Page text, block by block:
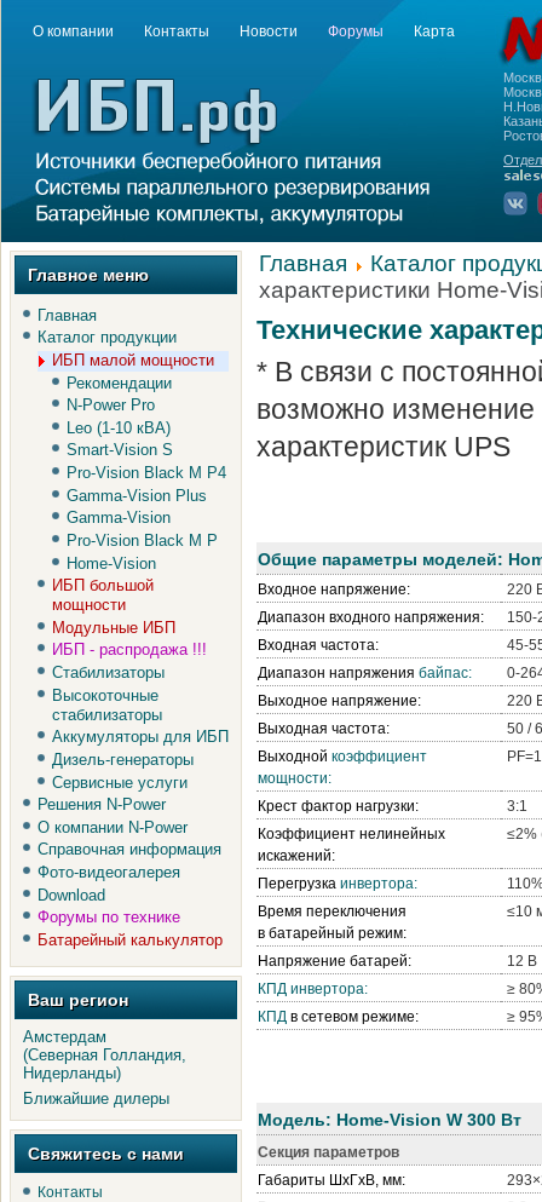
О компании Контакты Новости Форумы Карта
Главное меню
Главная
Каталог продукции
ИБП малой мощности
Рекомендации
N-Power Pro
Leo (1-10 кВА)
Smart-Vision S
Pro-Vision Black M P4
Gamma-Vision Plus
Gamma-Vision
Pro-Vision Black M P
Home-Vision
ИБП большой
мощности
Модульные ИБП
ИБП - распродажа !!!
Стабилизаторы
Высокоточные
стабилизаторы
Аккумуляторы для ИБП
Дизель-генераторы
Сервисные услуги
Решения N-Power
О компании N-Power
Справочная информация
Фото-видеогалерея
Download
Форумы по технике
Батарейный калькулятор
Ваш регион
Амстердам
(Северная Голландия,
Нидерланды)
Ближайшие дилеры
Свяжитесь с нами
Контакты
Главная
Каталог
характеристики Home-
Технические
* В связи с
возможно изменение
характеристик UPS
Общие параметры моделей:
Входное напряжение:
220
Диапазон входного напряжения:
150-
Входная частота:
45-
Диапазон напряжения байпас:
0-
Выходное напряжение:
220
Выходная частота:
50 /
Выходной коэффициент
мощности:
PF=1
Крест фактор нагрузки:
3:1
Коэффициент нелинейных
искажений:
≤2%
Перегрузка инвертора:
Время переключения
в батарейный режим:
≤10
Напряжение батарей:
12 В
КПД инвертора:
≥
КПД в сетевом режиме: ≥
Модель: Home-Vision W 300 Вт
Секция параметров
Габариты ШхГхВ, мм: